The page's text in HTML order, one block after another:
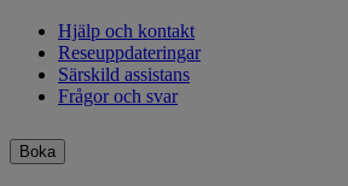
Hjälp och kontakt
Reseuppdateringar
Särskild assistans
Frågor och svar
Boka